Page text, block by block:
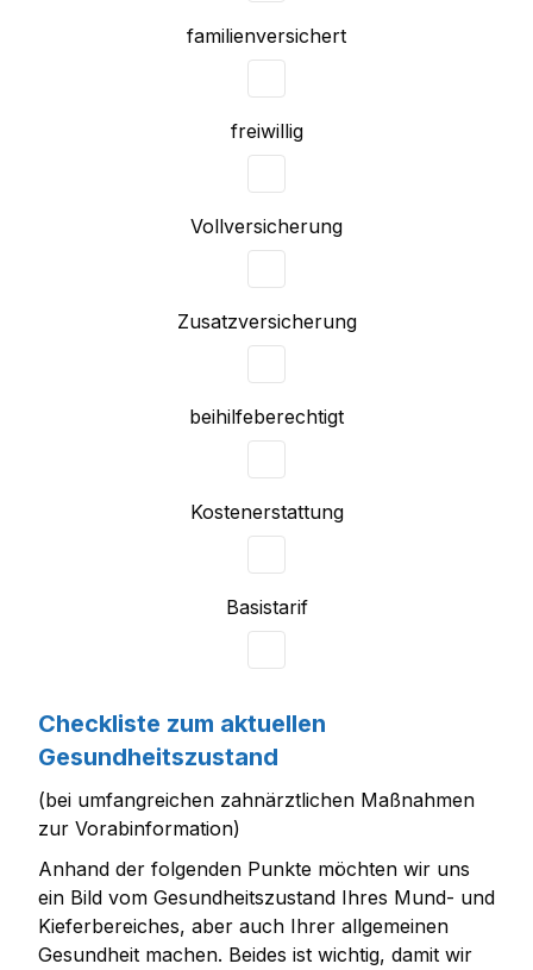
familien­versichert
freiwillig
Voll­versicherung
Zusatz­versicherung
beihilfe­berechtigt
Kosten­erstattung
Basis­tarif
Checkliste zum aktuellen
Gesundheitszustand
(bei umfangreichen zahnärztlichen Maßnahmen
zur Vorabinformation)
Anhand der folgenden Punkte möchten wir uns
ein Bild vom Gesundheitszustand Ihres Mund- und
Kieferbereiches, aber auch Ihrer allgemeinen
Gesundheit machen. Beides ist wichtig, damit wir